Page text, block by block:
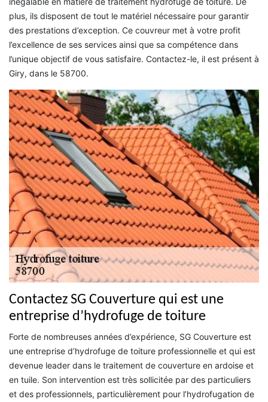
plus, ils disposent de tout le matériel nécessaire pour garantir
des prestations d’exception. Ce couvreur met à votre profit
l’excellence de ses services ainsi que sa compétence dans
l’unique objectif de vous satisfaire. Contactez-le, il est présent à
Giry, dans le 58700.
Contactez SG Couverture qui est une
entreprise d’hydrofuge de toiture
Forte de nombreuses années d’expérience, SG Couverture est
une entreprise d’hydrofuge de toiture professionnelle et qui est
devenue leader dans le traitement de couverture en ardoise et
en tuile. Son intervention est très sollicitée par des particuliers
et des professionnels, particulièrement pour l’hydrofugation de